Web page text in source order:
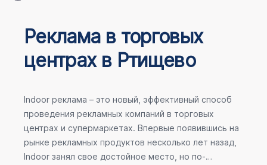
Реклама в торговых
центрах в Ртищево
Indoor реклама – это новый, эффективный способ
проведения рекламных компаний в торговых
центрах и супермаркетах. Впервые появившись на
рынке рекламных продуктов несколько лет назад,
Indoor занял свое достойное место, но по-